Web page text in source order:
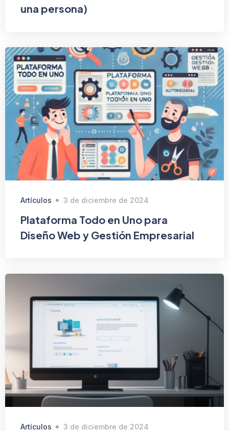
una persona)
Artículos 3 de diciembre de 2024
Plataforma Todo en Uno para
Diseño Web y Gestión Empresarial
Artículos 3 de diciembre de 2024